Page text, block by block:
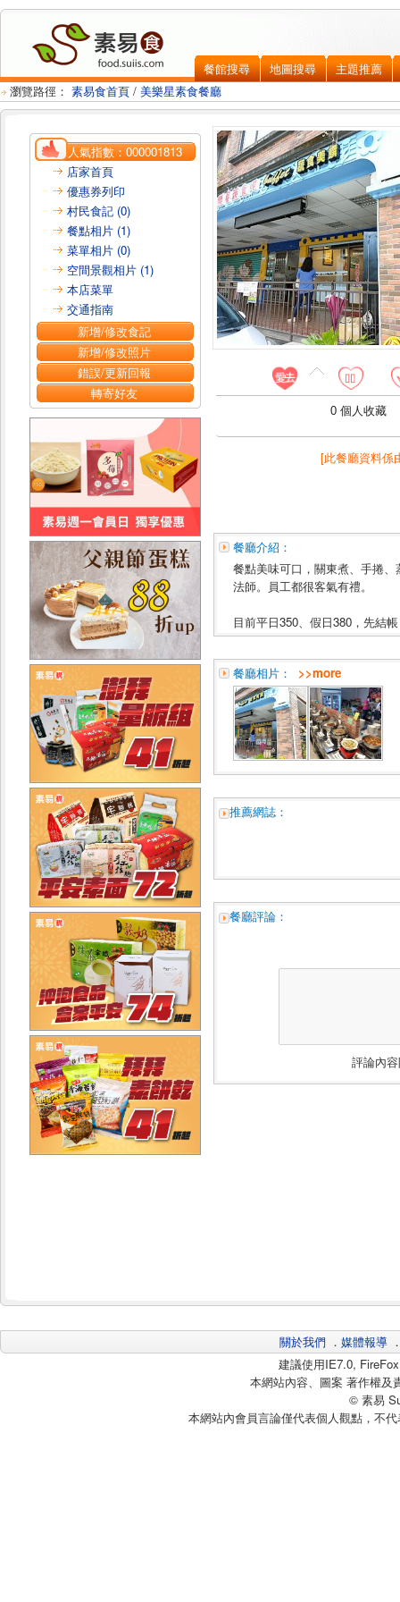
餐館搜尋 地圖搜尋
主題推薦
瀏覽路徑： 素易食首頁 / 美樂星素食餐廳
人氣指數：000001813
店家首頁
優惠券列印
村民食記 (0)
餐點相片 (1)
菜單相片 (0)
空間景觀相片 (1)
本店菜單
交通指南
新增/修改食記
新增/修改照片
錯誤/更新回報
轉寄好友
0 個人收藏
[此餐廳資料係
餐廳介紹：
餐點美味可口，關東煮、手捲
法師。員工都很客氣有禮。
目前平日350、假日380，先結
餐廳相片： >>more
推薦網誌：
餐廳評論：
評論內
關於我們 ． 媒體報導
建議使用IE7.0,
本網站內容、圖案 著作權及
© 素易
本網站內會員言論僅代表個人觀點，不